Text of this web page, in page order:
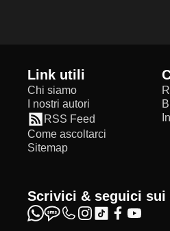
Link utili
Chi siamo
I nostri autori
RSS Feed
Come ascoltarci
Sitemap
Scrivici & seguici sui